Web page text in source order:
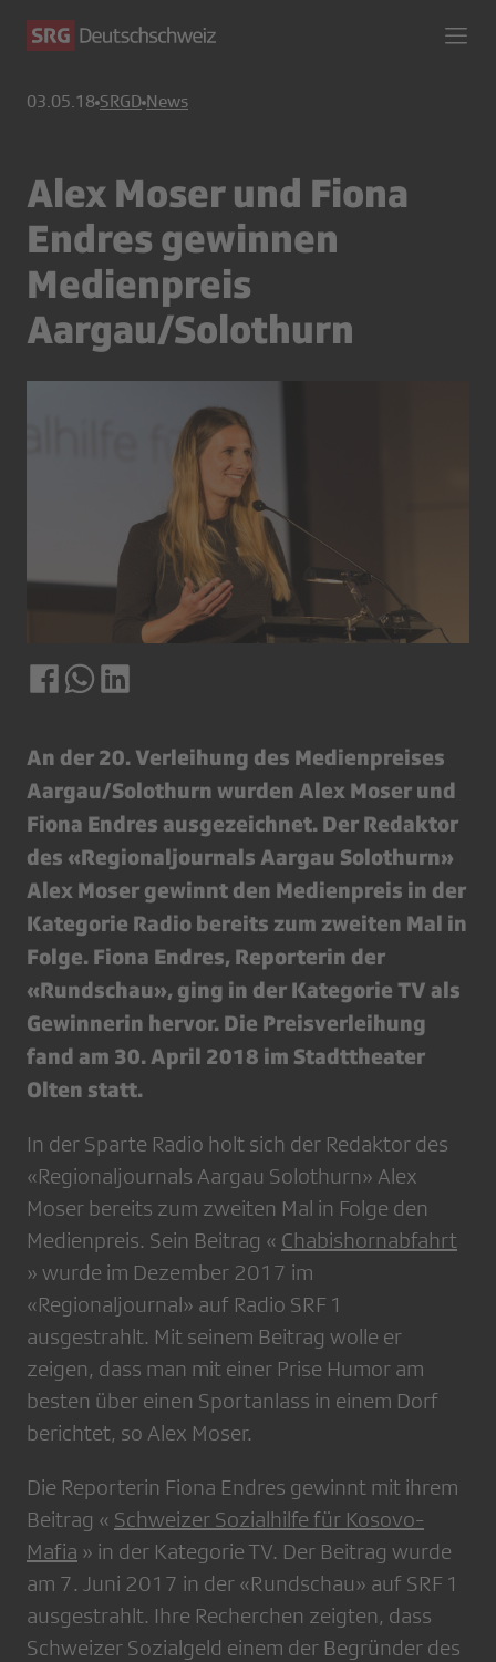
03.05.18 SRGD News
Alex Moser und Fiona
Endres gewinnen
Medienpreis
Aargau/Solothurn
An der 20. Verleihung des Medienpreises
Aargau/Solothurn wurden Alex Moser und
Fiona Endres ausgezeichnet. Der Redaktor
des «Regionaljournals Aargau Solothurn»
Alex Moser gewinnt den Medienpreis in der
Kategorie Radio bereits zum zweiten Mal in
Folge. Fiona Endres, Reporterin der
«Rundschau», ging in der Kategorie TV als
Gewinnerin hervor. Die Preisverleihung
fand am 30. April 2018 im Stadttheater
Olten statt.
In der Sparte Radio holt sich der Redaktor des
«Regionaljournals Aargau Solothurn» Alex
Moser bereits zum zweiten Mal in Folge den
Medienpreis. Sein Beitrag « Chabishornabfahrt
» wurde im Dezember 2017 im
«Regionaljournal» auf Radio SRF 1
ausgestrahlt. Mit seinem Beitrag wolle er
zeigen, dass man mit einer Prise Humor am
besten über einen Sportanlass in einem Dorf
berichtet, so Alex Moser.
Die Reporterin Fiona Endres gewinnt mit ihrem
Beitrag « Schweizer Sozialhilfe für Kosovo-
Mafia » in der Kategorie TV. Der Beitrag wurde
am 7. Juni 2017 in der «Rundschau» auf SRF 1
ausgestrahlt. Ihre Recherchen zeigten, dass
Schweizer Sozialgeld einem der Begründer des